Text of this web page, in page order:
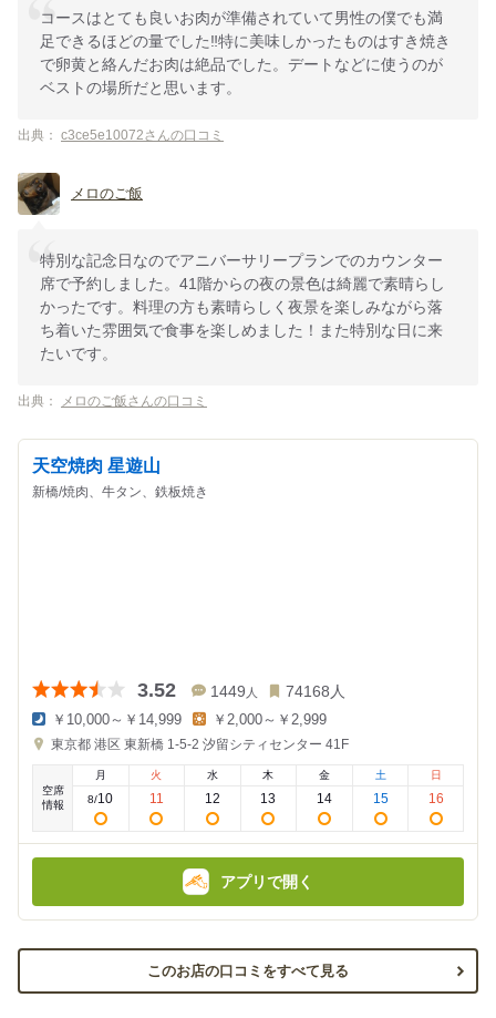
コースはとても良いお肉が準備されていて男性の僕でも満
足できるほどの量でした‼️特に美味しかったものはすき焼き
で卵黄と絡んだお肉は絶品でした。デートなどに使うのが
ベストの場所だと思います。
出典： c3ce5e10072さんの口コミ
メロのご飯
特別な記念日なのでアニバーサリープランでのカウンター
席で予約しました。41階からの夜の景色は綺麗で素晴らし
かったです。料理の方も素晴らしく夜景を楽しみながら落
ち着いた雰囲気で食事を楽しめました！また特別な日に来
たいです。
出典： メロのご飯さんの口コミ
天空焼肉 星遊山
新橋/焼肉、牛タン、鉄板焼き
3.52 1449 人 74168 人
夜
の
額
￥10,000～￥14,999
昼
の
額
￥2,000～￥2,999
東京都 港区 東新橋 1-5-2 汐留シティセンター 41F
空席
情報
月
8/10
火
11
水
12
木
13
金
14
土
15
日
16
アプリで開く
このお店の口コミをすべて見る